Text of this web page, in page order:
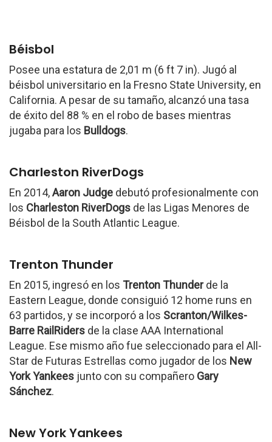
Béisbol
Posee una estatura de 2,01 m (6 ft 7 in). Jugó al
béisbol universitario en la Fresno State University, en
California. A pesar de su tamaño, alcanzó una tasa
de éxito del 88 % en el robo de bases mientras
jugaba para los Bulldogs.
Charleston RiverDogs
En 2014,Aaron Judge debutó profesionalmente con
los Charleston RiverDogs de las Ligas Menores de
Béisbol de la South Atlantic League.
Trenton Thunder
En 2015, ingresó en los Trenton Thunderde la
Eastern League, donde consiguió 12 home runs en
63 partidos, y se incorporó a los Scranton/Wilkes-
Barre RailRiders de la clase AAA International
League. Ese mismo año fue seleccionado para el All-
Star de Futuras Estrellas como jugador de los New
York Yankees junto con su compañero Gary
Sánchez.
New York Yankees